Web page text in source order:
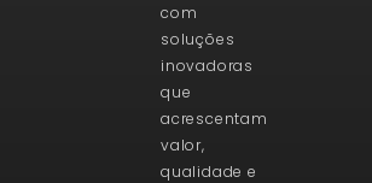
com
soluções
inovadoras
que
acrescentam
valor,
qualidade e